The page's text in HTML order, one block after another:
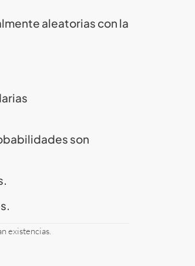
aleatorias con la
son
existencias.